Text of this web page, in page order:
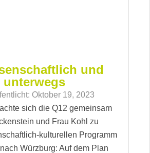
und
Oktober 19, 2023
sich die Q12 gemeinsam
und Frau Kohl zu
kulturellen Programm
Würzburg: Auf dem Plan